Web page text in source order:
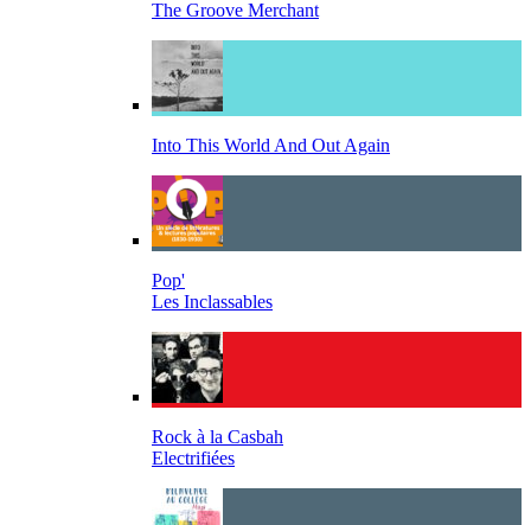
The Groove Merchant
Into This World And Out Again
Pop'
Les Inclassables
Rock à la Casbah
Electrifiées